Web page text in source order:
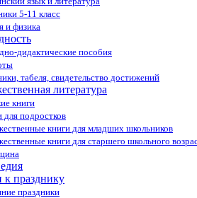
5-11 класс
и физика
дидактические пособия
табеля, свидетельство достижений
литература
книги
для подростков
книги для младших школьников
книги для старшего школьного
к празднику
праздники